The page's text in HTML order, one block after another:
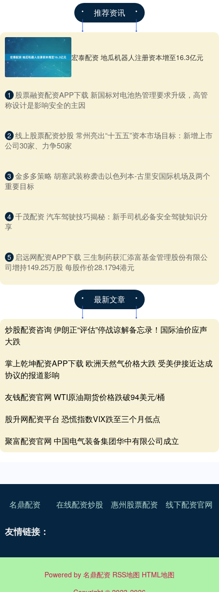
推荐资讯
宏泰配资 地瓜机器人注册资本增至16.3亿元
1 ​股票融资配资APP下载 新国标对电池热管理要求升级，高管
称设计是影响安全的主因
2 ​线上股票配资炒股 常州亮出“十五五”资本市场目标：新增上市
公司30家、力争50家
3 ​金多多策略 胡塞武装称袭击以色列本-古里安国际机场及两个
重要目标
4 ​千茂配资 汽车驾驶技巧揭秘：新手司机必备安全驾驶知识分
享
5 ​启远网配资APP下载 三生制药获汇添富基金管理股份有限公
司增持149.25万股 每股作价28.1794港元
最新文章
炒股配资咨询 伊朗正“评估”停战谅解备忘录！国际油价应声
大跌
掌上乾坤配资APP下载 欧洲天然气价格大跌 受美伊接近达成
协议的报道影响
友钱配资官网 WTI原油期货价格跌破94美元/桶
股升网配资平台 恐慌指数VIX跌至三个月低点
聚富配资官网 中国电气装备集团华中有限公司成立
名鼎配资 在线配资炒股 惠州股票配资 线下配资官网
友情链接：
Powered by 名鼎配资 RSS地图 HTML地图